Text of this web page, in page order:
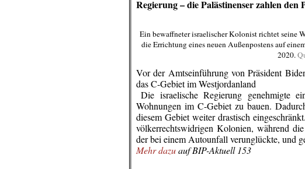
Regierung – die Palästinenser zahlen den
Ein bewaffneter israelischer Kolonist richtet seine
die Errichtung eines neuen Außenpostens auf
2020.
Vor der Amtseinführung von Präsident
das C-Gebiet im Westjordanland
Die israelische Regierung genehmigte
Wohnungen im C-Gebiet zu bauen.
diesem Gebiet weiter drastisch
völkerrechtswidrigen Kolonien, während
der bei einem Autounfall verunglückte, und
Mehr dazuauf BIP-Aktuell 153